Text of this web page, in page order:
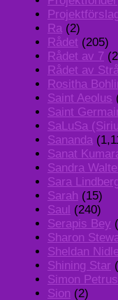
Ra (2)
Rådet (205)
Rådet av 7
Rådet av
Rositha
Saint Aeolus
Saint
SaLuSa
Sananda
Sanat
Sandra
Sara
Sarah (15)
Saul (240)
Serapis Bey
Sharon
Sheldan
Shining Star
Simon Petrus
Sion (2)